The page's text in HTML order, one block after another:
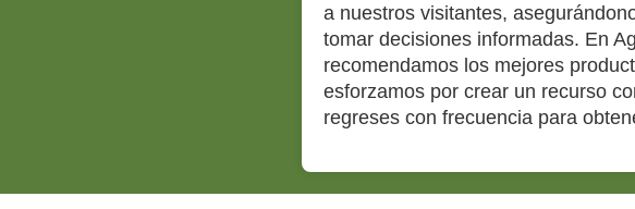
a nuestros visitantes,
tomar decisiones informadas. En
recomendamos los mejores
esforzamos por crear un recurso
regreses con frecuencia para